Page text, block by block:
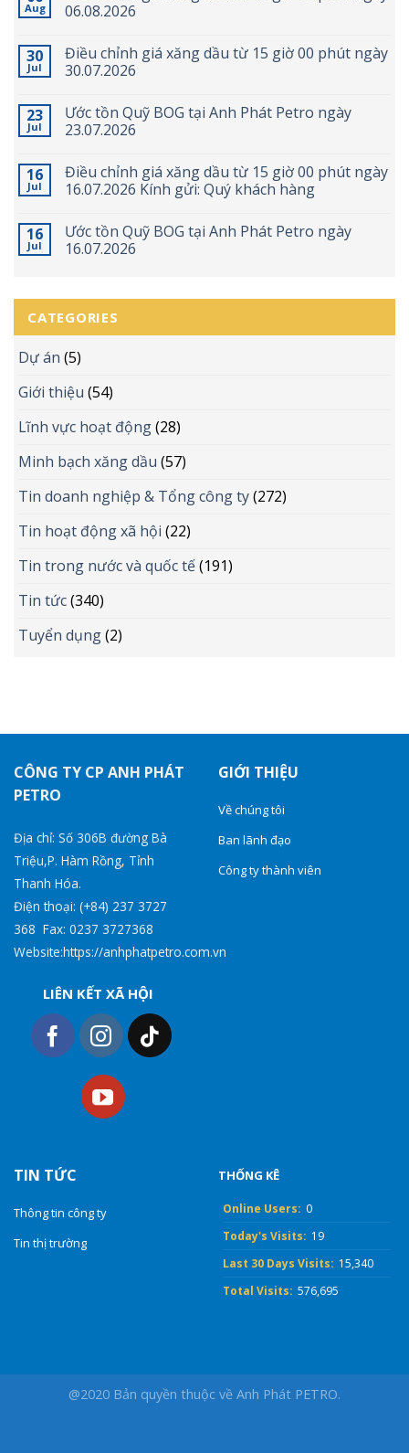
Aug
06.08.2026
30
Jul
Điều chỉnh giá xăng dầu từ 15 giờ 00 phút ngày
30.07.2026
23
Jul
Ước tồn Quỹ BOG tại Anh Phát Petro ngày
23.07.2026
16
Jul
Điều chỉnh giá xăng dầu từ 15 giờ 00 phút ngày
16.07.2026 Kính gửi: Quý khách hàng
16
Jul
Ước tồn Quỹ BOG tại Anh Phát Petro ngày
16.07.2026
CATEGORIES
Dự án (5)
Giới thiệu (54)
Lĩnh vực hoạt động(28)
Minh bạch xăng dầu (57)
Tin doanh nghiệp & Tổng công ty(272)
Tin hoạt động xã hội (22)
Tin trong nước và quốc tế(191)
Tin tức(340)
Tuyển dụng(2)
CÔNG TY CP ANH PHÁT
PETRO
Địa chỉ: Số 306B đường Bà
Triệu,P. Hàm Rồng, Tỉnh
Thanh Hóa.
Điện thoại: (+84) 237 3727
368 Fax: 0237 3727368
Website:https://anhphatpetro.com.vn
LIÊN KẾT XÃ HỘI
GIỚI THIỆU
Về chúng tôi
Ban lãnh đạo
Công ty thành viên
TIN TỨC
Thông tin công ty
Tin thị trường
THỐNG KÊ
Online Users: 0
Today's Visits: 19
Last 30 Days Visits: 15,340
Total Visits: 576,695
@2020 Bản quyền thuộc về Anh Phát PETRO.